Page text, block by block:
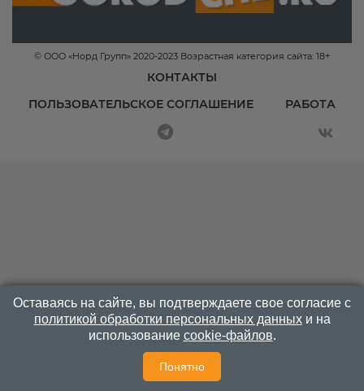
© ООО «Норд Групп» 2020-2023 Возрастная категория сайта: 18+
КОНТАКТЫ
ПОЛЬЗОВАТЕЛЬСКОЕ СОГЛАШЕНИЕ
РАБОТА
Оставаясь на сайте, вы подтверждаете свое согласие с
политикой обработки персональных данныхи на
использование cookie-файлов.
Понятно